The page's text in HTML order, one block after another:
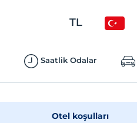
TL
Saatlik Odalar
Otel koşulları